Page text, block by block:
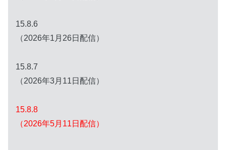
15.8.6
（2026年1月26日配信）
15.8.7
（2026年3月11日配信）
15.8.8
（2026年5月11日配信）